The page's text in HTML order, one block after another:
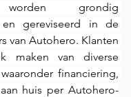
worden grondig
en gereviseerd in de
van Autohero. Klanten
maken van diverse
financiering,
huis per Autohero-